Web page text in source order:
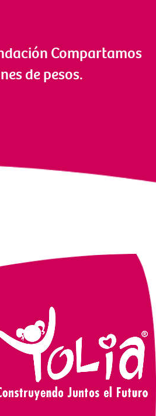
Compartamos
de pesos.